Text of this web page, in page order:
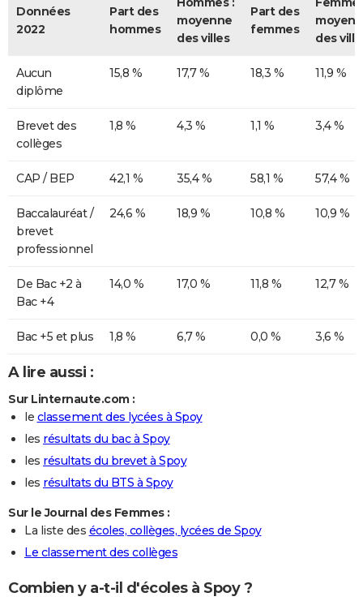
Données
2022
Part des
hommes
moyenne
des villes
Part des
femmes
des
Aucun
diplôme
15,8 % 17,7 % 18,3 % 11,9 %
Brevet des
collèges
1,8 % 4,3 % 1,1 % 3,4 %
CAP / BEP 42,1 % 35,4 % 58,1 % 57,4 %
Baccalauréat /
brevet
professionnel
24,6 % 18,9 % 10,8 % 10,9 %
De Bac +2 à
Bac +4
14,0 % 17,0 % 11,8 % 12,7 %
Bac +5 et plus 1,8 % 6,7 % 0,0 % 3,6 %
A lire aussi :
Sur Linternaute.com :
le classement des lycées à Spoy
les résultats du bac à Spoy
les résultats du brevet à Spoy
les résultats du BTS à Spoy
Sur le Journal des Femmes :
La liste des écoles, collèges, lycées de Spoy
Le classement des collèges
Combien y a-t-il d'écoles à Spoy ?